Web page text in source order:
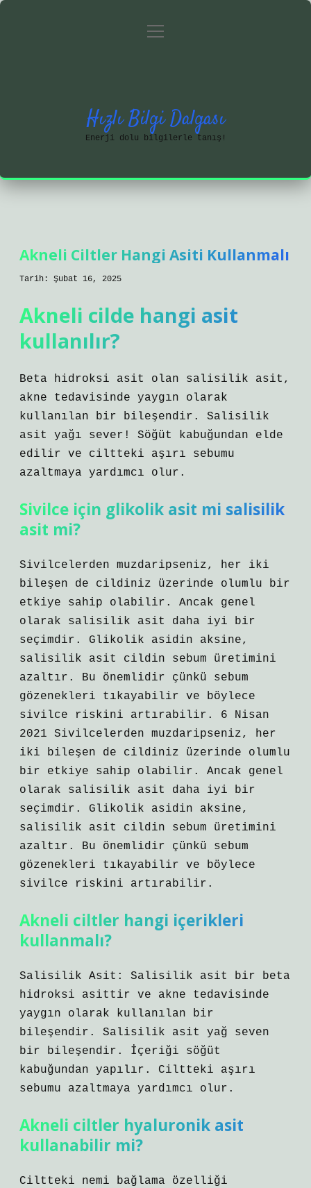
Gizlilik Politikası
menüyü
Hızlı Bilgi Dalgası
Enerji dolu bilgilerle tanış!
Akneli Ciltler Hangi Asiti Kullanmalı
Tarih: Şubat 16, 2025
Akneli cilde hangi asit
kullanılır?
Beta hidroksi asit olan salisilik asit,
akne tedavisinde yaygın olarak
kullanılan bir bileşendir. Salisilik
asit yağı sever! Söğüt kabuğundan elde
edilir ve ciltteki aşırı sebumu
azaltmaya yardımcı olur.
Sivilce için glikolik asit mi salisilik
asit mi?
Sivilcelerden muzdaripseniz, her iki
bileşen de cildiniz üzerinde olumlu bir
etkiye sahip olabilir. Ancak genel
olarak salisilik asit daha iyi bir
seçimdir. Glikolik asidin aksine,
salisilik asit cildin sebum üretimini
azaltır. Bu önemlidir çünkü sebum
gözenekleri tıkayabilir ve böylece
sivilce riskini artırabilir. 6 Nisan
2021 Sivilcelerden muzdaripseniz, her
iki bileşen de cildiniz üzerinde olumlu
bir etkiye sahip olabilir. Ancak genel
olarak salisilik asit daha iyi bir
seçimdir. Glikolik asidin aksine,
salisilik asit cildin sebum üretimini
azaltır. Bu önemlidir çünkü sebum
gözenekleri tıkayabilir ve böylece
sivilce riskini artırabilir.
Akneli ciltler hangi içerikleri
kullanmalı?
Salisilik Asit: Salisilik asit bir beta
hidroksi asittir ve akne tedavisinde
yaygın olarak kullanılan bir
bileşendir. Salisilik asit yağ seven
bir bileşendir. İçeriği söğüt
kabuğundan yapılır. Ciltteki aşırı
sebumu azaltmaya yardımcı olur.
Akneli ciltler hyaluronik asit
kullanabilir mi?
Ciltteki nemi bağlama özelliği